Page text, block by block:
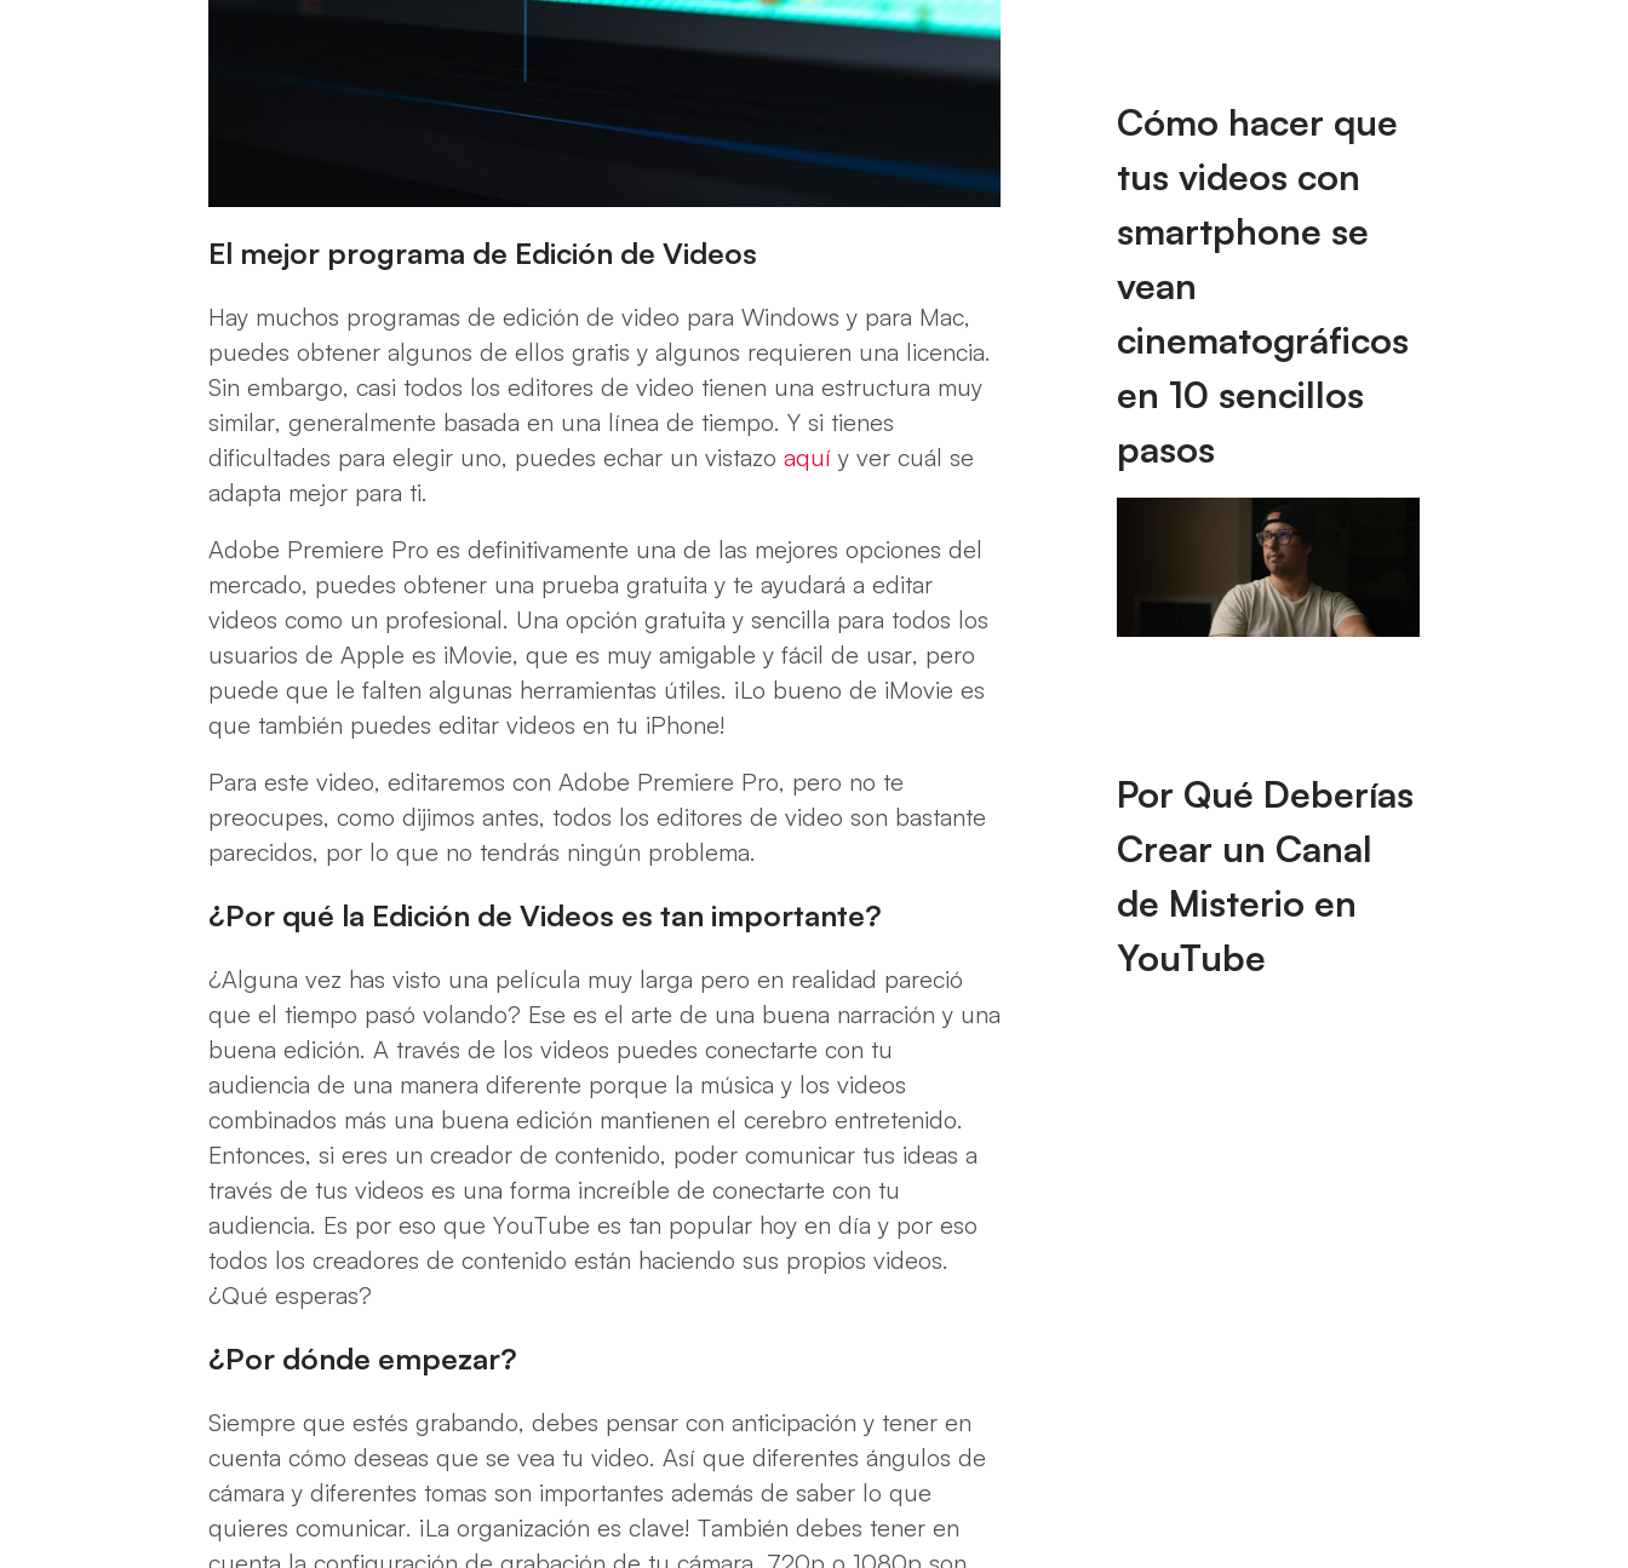
El mejor programa de Edición de Videos
Hay muchos programas de edición de video para Windows y para Mac,
puedes obtener algunos de ellos gratis y algunos requieren una licencia.
Sin embargo, casi todos los editores de video tienen una estructura muy
similar, generalmente basada en una línea de tiempo. Y si tienes
dificultades para elegir uno, puedes echar un vistazo aquí y ver cuál se
adapta mejor para ti.
Adobe Premiere Pro es definitivamente una de las mejores opciones del
mercado, puedes obtener una prueba gratuita y te ayudará a editar
videos como un profesional. Una opción gratuita y sencilla para todos los
usuarios de Apple es iMovie, que es muy amigable y fácil de usar, pero
puede que le falten algunas herramientas útiles. ¡Lo bueno de iMovie es
que también puedes editar videos en tu iPhone!
Para este video, editaremos con Adobe Premiere Pro, pero no te
preocupes, como dijimos antes, todos los editores de video son bastante
parecidos, por lo que no tendrás ningún problema.
¿Por qué la Edición de Videos es tan importante?
¿Alguna vez has visto una película muy larga pero en realidad pareció
que el tiempo pasó volando? Ese es el arte de una buena narración y una
buena edición. A través de los videos puedes conectarte con tu
audiencia de una manera diferente porque la música y los videos
combinados más una buena edición mantienen el cerebro entretenido.
Entonces, si eres un creador de contenido, poder comunicar tus ideas a
través de tus videos es una forma increíble de conectarte con tu
audiencia. Es por eso que YouTube es tan popular hoy en día y por eso
todos los creadores de contenido están haciendo sus propios videos.
¿Qué esperas?
¿Por dónde empezar?
Siempre que estés grabando, debes pensar con anticipación y tener en
cuenta cómo deseas que se vea tu video. Así que diferentes ángulos de
cámara y diferentes tomas son importantes además de saber lo que
quieres comunicar. ¡La organización es clave! También debes tener en
Cómo hacer que
tus videos con
smartphone se
vean
cinematográficos
en 10 sencillos
pasos
Por Qué Deberías
Crear un Canal
de Misterio en
YouTube